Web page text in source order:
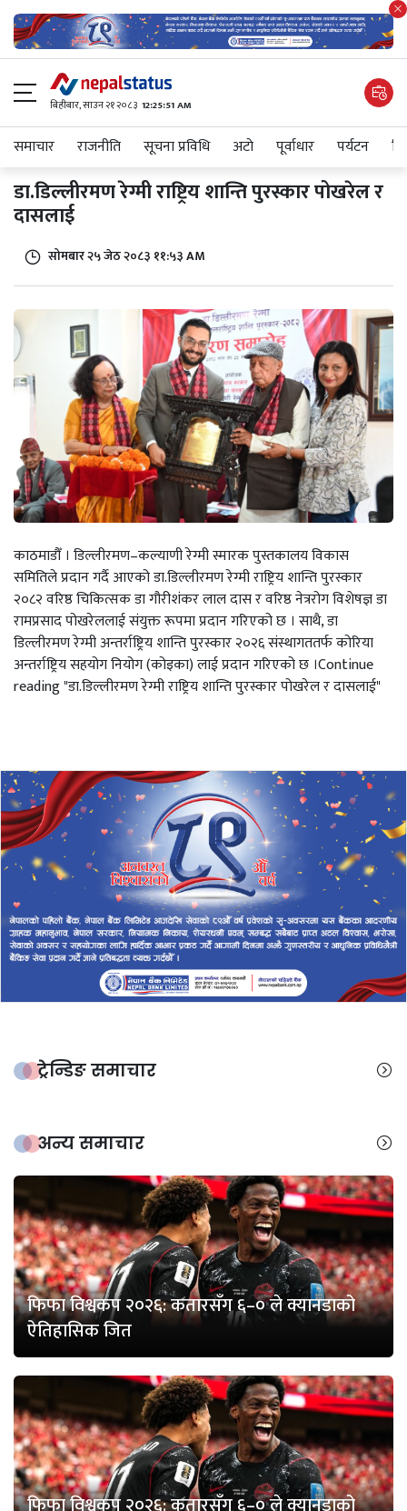
बिहीबार, साउन २१ २०८३ 12:25:51 AM
समाचार राजनीति सूचना प्रविधि अटाे पूर्वाधार पर्यटन
डा.डिल्लीरमण रेग्मी राष्ट्रिय शान्ति पुरस्कार पोखरेल र
दासलाई
सोमबार २५ जेठ २०८३ ११:५३ AM
काठमाडौँ । डिल्लीरमण–कल्याणी रेग्मी स्मारक पुस्तकालय विकास
समितिले प्रदान गर्दै आएको डा.डिल्लीरमण रेग्मी राष्ट्रिय शान्ति पुरस्कार
२०८२ वरिष्ठ चिकित्सक डा गौरीशंकर लाल दास र वरिष्ठ नेत्ररोग विशेषज्ञ डा
रामप्रसाद पोखरेललाई संयुक्त रूपमा प्रदान गरिएको छ । साथै, डा
डिल्लीरमण रेग्मी अन्तर्राष्ट्रिय शान्ति पुरस्कार २०२६ संस्थागततर्फ कोरिया
अन्तर्राष्ट्रिय सहयोग नियोग (कोइका) लाई प्रदान गरिएको छ ।Continue
reading "डा.डिल्लीरमण रेग्मी राष्ट्रिय शान्ति पुरस्कार पोखरेल र दासलाई"
ट्रेन्डिङ समाचार
अन्य समाचार
फिफा विश्वकप २०२६: कतारसँग ६–० ले क्यानडाको
ऐतिहासिक जित